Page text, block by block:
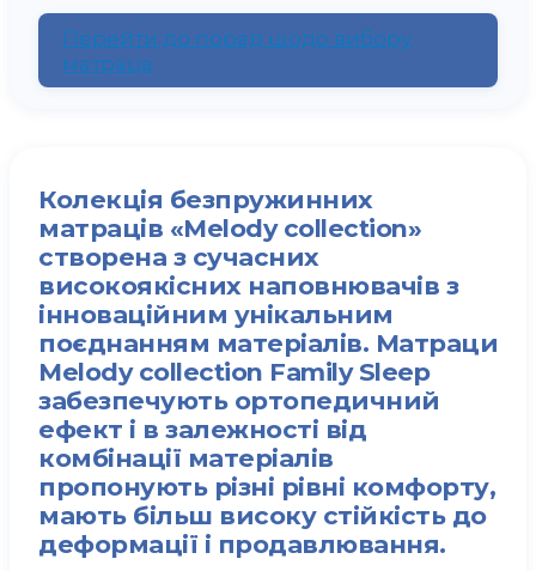
Перейти до порад щодо вибору
матраца
Колекція безпружинних
матраців «Melody collection»
створена з сучасних
високоякісних наповнювачів з
інноваційним унікальним
поєднанням матеріалів. Матраци
Melody collection Family Sleep
забезпечують ортопедичний
ефект і в залежності від
комбінації матеріалів
пропонують різні рівні комфорту,
мають більш високу стійкість до
деформації і продавлювання.